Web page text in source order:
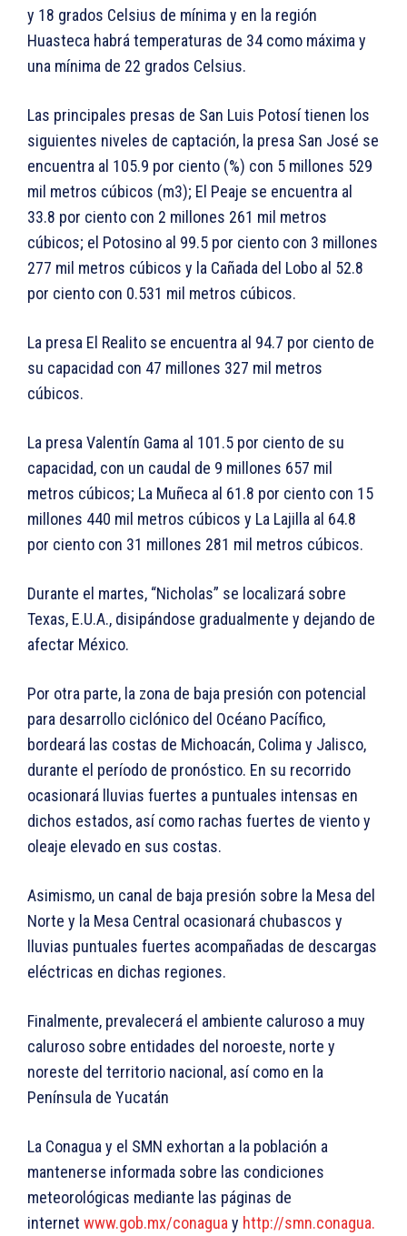
y 18 grados Celsius de mínima y en la región
Huasteca habrá temperaturas de 34 como máxima y
una mínima de 22 grados Celsius.
Las principales presas de San Luis Potosí tienen los
siguientes niveles de captación, la presa San José se
encuentra al 105.9 por ciento (%) con 5 millones 529
mil metros cúbicos (m3); El Peaje se encuentra al
33.8 por ciento con 2 millones 261 mil metros
cúbicos; el Potosino al 99.5 por ciento con 3 millones
277 mil metros cúbicos y la Cañada del Lobo al 52.8
por ciento con 0.531 mil metros cúbicos.
La presa El Realito se encuentra al 94.7 por ciento de
su capacidad con 47 millones 327 mil metros
cúbicos.
La presa Valentín Gama al 101.5 por ciento de su
capacidad, con un caudal de 9 millones 657 mil
metros cúbicos; La Muñeca al 61.8 por ciento con 15
millones 440 mil metros cúbicos y La Lajilla al 64.8
por ciento con 31 millones 281 mil metros cúbicos.
Durante el martes, “Nicholas” se localizará sobre
Texas, E.U.A., disipándose gradualmente y dejando de
afectar México.
Por otra parte, la zona de baja presión con potencial
para desarrollo ciclónico del Océano Pacífico,
bordeará las costas de Michoacán, Colima y Jalisco,
durante el período de pronóstico. En su recorrido
ocasionará lluvias fuertes a puntuales intensas en
dichos estados, así como rachas fuertes de viento y
oleaje elevado en sus costas.
Asimismo, un canal de baja presión sobre la Mesa del
Norte y la Mesa Central ocasionará chubascos y
lluvias puntuales fuertes acompañadas de descargas
eléctricas en dichas regiones.
Finalmente, prevalecerá el ambiente caluroso a muy
caluroso sobre entidades del noroeste, norte y
noreste del territorio nacional, así como en la
Península de Yucatán
La Conagua y el SMN exhortan a la población a
mantenerse informada sobre las condiciones
meteorológicas mediante las páginas de
internet www.gob.mx/conagua y http://smn.conagua.